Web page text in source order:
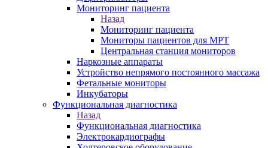
Мониторинг пациента
Назад
Мониторинг пациента
Мониторы пациентов для МРТ
Центральная станция мониторов
Наркозные аппараты
Устройство непрямого постоянного массажа
Фетальные мониторы
Инкубаторы
Функциональная диагностика
Назад
Функциональная диагностика
Электрокардиографы